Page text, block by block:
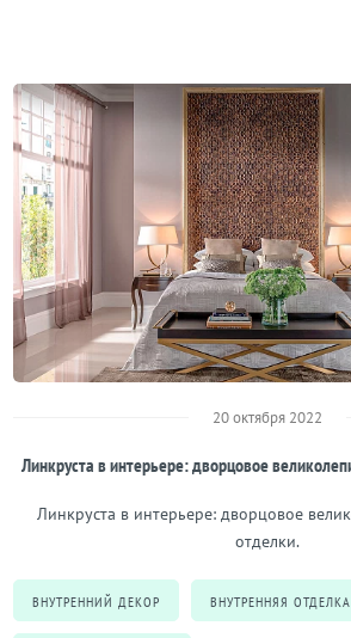
20 октября 2022
Линкруста в интерьере: дворцовое
Линкруста в интерьере: дворцовое
отделки.
ВНУТРЕННИЙ ДЕКОР ВНУТРЕННЯЯ ОТДЕЛКА